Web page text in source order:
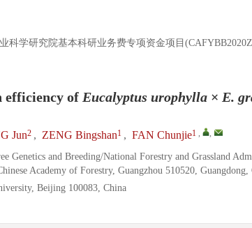
科学研究院基本科研业务费专项资金项目
efficiency of Eucalyptus urophylla × E.
Jun2 , ZENG Bingshan1 , FAN Chunjie1 , ,
Genetics and Breeding/National Forestry and Grassland
Academy of Forestry, Guangzhou 510520, Guangdong,
Beijing 100083, China